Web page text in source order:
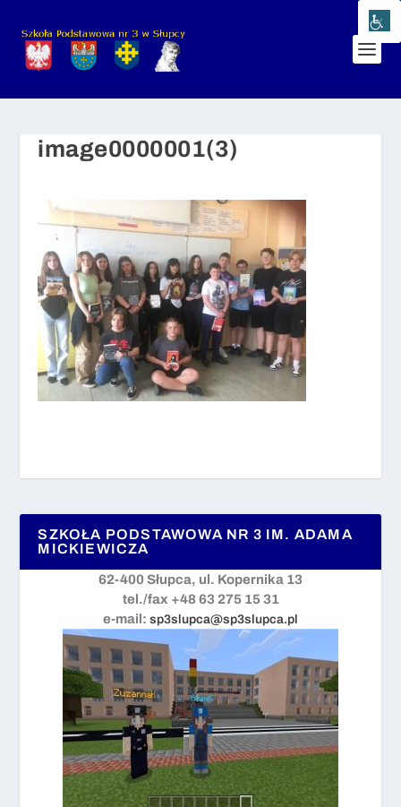
image0000001(3)
SZKOŁA PODSTAWOWA NR 3 IM. ADAMA
MICKIEWICZA
62-400 Słupca, ul. Kopernika 13
tel./fax +48 63 275 15 31
e-mail: sp3slupca@sp3slupca.pl